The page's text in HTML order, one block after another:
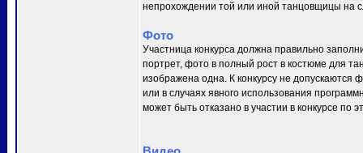
непрохождении той или иной танцовщицы на
Фото
Участница конкурса должна правильно
портрет, фото в полный рост в костюме для
изображена одна. К конкурсу не допускаются
или в случаях явного использования
может быть отказано в участии в конкурсе по